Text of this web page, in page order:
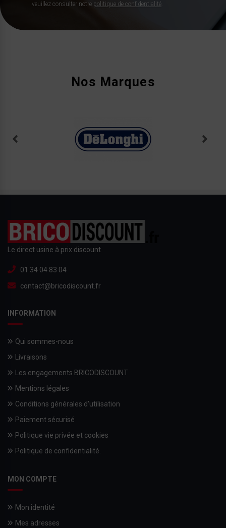
veuillez consulter notre politique de confidentialité
Nos Marques
Le direct usine à prix discount
01 34 04 83 04
contact@bricodiscount.fr
INFORMATION
Qui sommes-nous
Livraisons
Les engagements BRICODISCOUNT
Mentions légales
Conditions générales d'utilisation
Paiement sécurisé
Politique vie privée et cookies
Politique de confidentialité.
MON COMPTE
Mon identité
Mes adresses